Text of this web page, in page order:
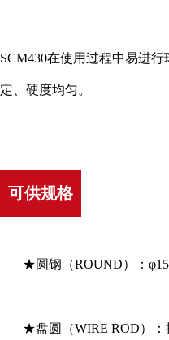
SCM430在使用过程中易进
定、硬度均匀。
可供规格
★圆钢（ROUND）：φ15
★盘圆（WIRE ROD）：